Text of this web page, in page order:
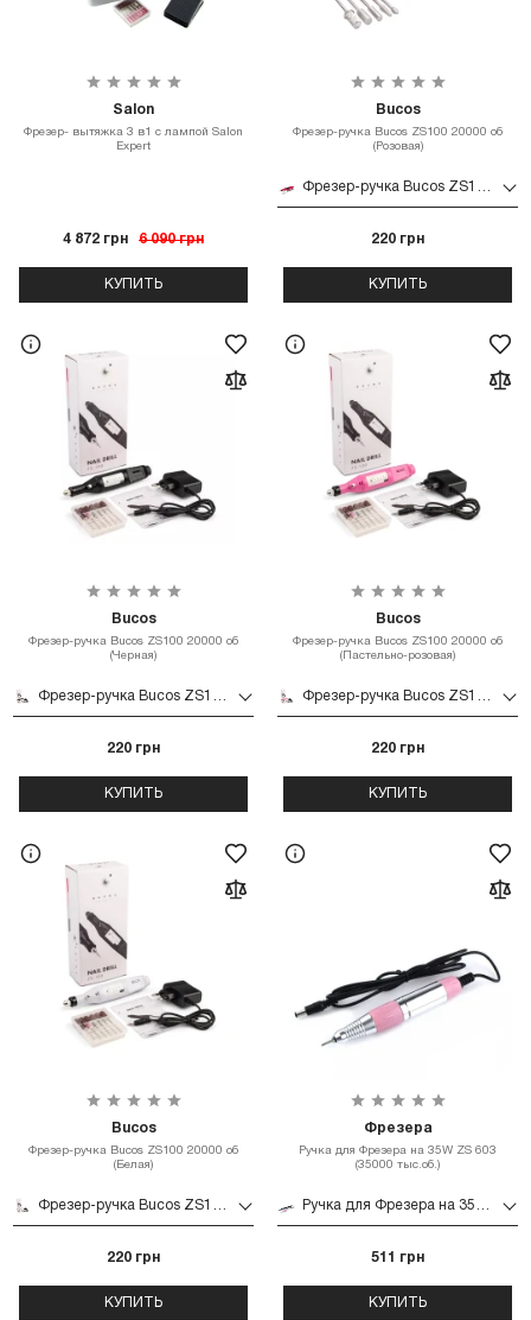
Salon
Фрезер- вытяжка 3 в1 с лампой Salon
Expert
4 872 грн 6 090 грн
КУПИТЬ
Bucos
Фрезер-ручка Bucos ZS100 20000 об
(Розовая)
Фрезер-ручка Bucos ZS100 20000 об (Розовая)
220 грн
КУПИТЬ
Bucos
Фрезер-ручка Bucos ZS100 20000 об
(Черная)
Фрезер-ручка Bucos ZS100 20000 об (Черная)
220 грн
КУПИТЬ
Bucos
Фрезер-ручка Bucos ZS100 20000 об
(Пастельно-розовая)
Фрезер-ручка Bucos ZS100 20000 об (Пастельно-розовая)
220 грн
КУПИТЬ
Bucos
Фрезер-ручка Bucos ZS100 20000 об
(Белая)
Фрезер-ручка Bucos ZS100 20000 об (Белая)
220 грн
КУПИТЬ
Фрезера
Ручка для Фрезера на 35W ZS 603
(35000 тыс.об.)
Ручка для Фрезера на 35W ZS 603 (35000 тыс.об.)
511 грн
КУПИТЬ